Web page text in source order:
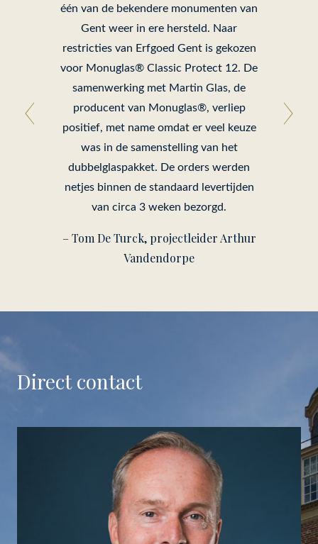
één van de bekendere monumenten van
Gent weer in ere hersteld. Naar
restricties van Erfgoed Gent is gekozen
voor Monuglas® Classic Protect 12. De
samenwerking met Martin Glas, de
producent van Monuglas®, verliep
positief, met name omdat er veel keuze
was in de samenstelling van het
dubbelglaspakket. De orders werden
netjes binnen de standaard levertijden
van circa 3 weken bezorgd.
– Tom De Turck, projectleider Arthur
Vandendorpe
Direct contact